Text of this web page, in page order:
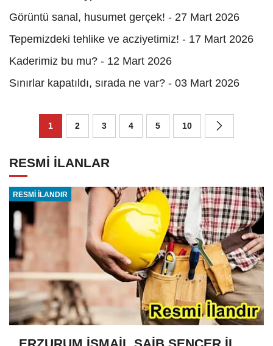
Görüntü sanal, husumet gerçek! - 27 Mart 2026
Tepemizdeki tehlike ve acziyetimiz! - 17 Mart 2026
Kaderimiz bu mu? - 12 Mart 2026
Sınırlar kapatıldı, sırada ne var? - 03 Mart 2026
1 2 3 4 5 10
RESMİ İLANLAR
RESMİ İLANDIR
ERZURUM İSMAİL SAİB SENCER İL